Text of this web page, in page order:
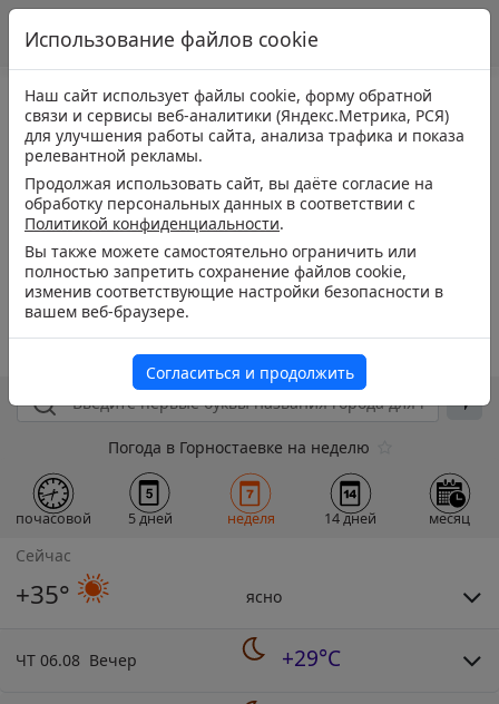
Погода в Горностаевке на неделю
почасовой 5 дней неделя 14 дней месяц
Сейчас
+35° ясно
ЧТ 06.08 Вечер +29°C
Использование файлов cookie
Наш сайт использует файлы cookie, форму обратной
связи и сервисы веб-аналитики (Яндекс.Метрика, РСЯ)
для улучшения работы сайта, анализа трафика и показа
релевантной рекламы.
Продолжая использовать сайт, вы даёте согласие на
обработку персональных данных в соответствии с
Политикой конфиденциальности.
Вы также можете самостоятельно ограничить или
полностью запретить сохранение файлов cookie,
изменив соответствующие настройки безопасности в
вашем веб-браузере.
Согласиться и продолжить